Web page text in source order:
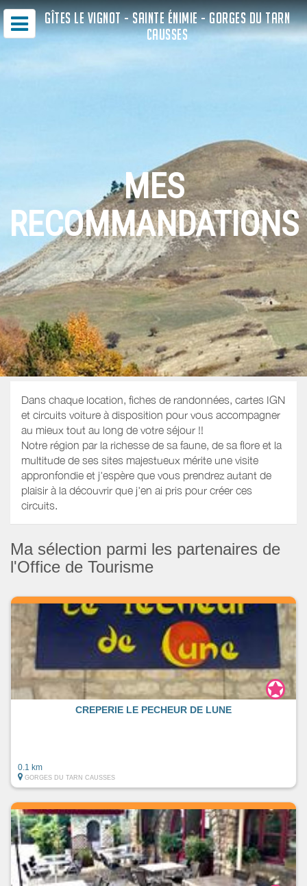
GÎTES LE VIGNOT - SAINTE ÉNIMIE - GORGES DU TARN
CAUSSES
MES
RECOMMANDATIONS
Dans chaque location, fiches de randonnées, cartes IGN
et circuits voiture à disposition pour vous accompagner
au mieux tout au long de votre séjour !!
Notre région par la richesse de sa faune, de sa flore et la
multitude de ses sites majestueux mérite une visite
appronfondie et j'espère que vous prendrez autant de
plaisir à la découvrir que j'en ai pris pour créer ces
circuits.
Ma sélection parmi les partenaires de
l'Office de Tourisme
CREPERIE LE PECHEUR DE LUNE
0.1 km
GORGES DU TARN CAUSSES